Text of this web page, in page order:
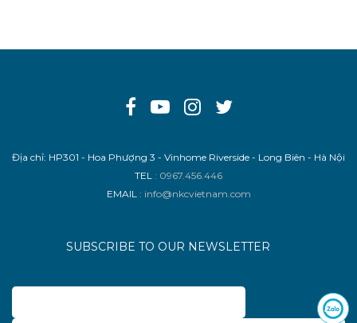
Địa chỉ: HP301 - Hoa Phượng 3 - Vinhome Riverside - Long Biên - Hà Nội
TEL : 0967.456.446
EMAIL : info@nkcvietnam.com
SUBSCRIBE TO OUR NEWSLETTER